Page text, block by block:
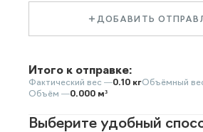
ДОБАВИТЬ
Итого к отправке:
Фактический вес —0.10 кгОбъёмный
Объём —0.000 м³
Выберите удобный